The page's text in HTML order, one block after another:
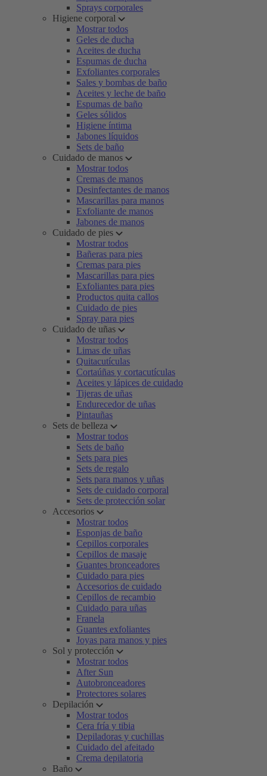
Sprays corporales
Higiene corporal
Mostrar todos
Geles de ducha
Aceites de ducha
Espumas de ducha
Exfoliantes corporales
Sales y bombas de baño
Aceites y leche de baño
Espumas de baño
Geles sólidos
Higiene íntima
Jabones líquidos
Sets de baño
Cuidado de manos
Mostrar todos
Cremas de manos
Desinfectantes de manos
Mascarillas para manos
Exfoliante de manos
Jabones de manos
Cuidado de pies
Mostrar todos
Bañeras para pies
Cremas para pies
Mascarillas para pies
Exfoliantes para pies
Productos quita callos
Cuidado de pies
Spray para pies
Cuidado de uñas
Mostrar todos
Limas de uñas
Quitacutículas
Cortaúñas y cortacutículas
Aceites y lápices de cuidado
Tijeras de uñas
Endurecedor de uñas
Pintauñas
Sets de belleza
Mostrar todos
Sets de baño
Sets para pies
Sets de regalo
Sets para manos y uñas
Sets de cuidado corporal
Sets de protección solar
Accesorios
Mostrar todos
Esponjas de baño
Cepillos corporales
Cepillos de masaje
Guantes bronceadores
Cuidado para pies
Accesorios de cuidado
Cepillos de recambio
Cuidado para uñas
Franela
Guantes exfoliantes
Joyas para manos y pies
Sol y protección
Mostrar todos
After Sun
Autobronceadores
Protectores solares
Depilación
Mostrar todos
Cera fría y tibia
Depiladoras y cuchillas
Cuidado del afeitado
Crema depilatoria
Baño